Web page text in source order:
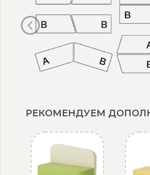
РЕКОМЕНДУЕМ